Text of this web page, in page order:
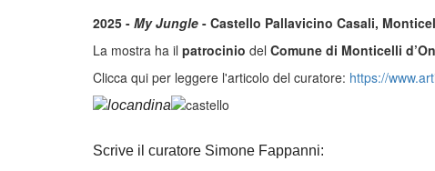
2025 - My Jungle - Castello Pallavicino Casali,
La mostra ha il patrocinio del Comune di Monticelli
Clicca qui per leggere l'articolo del curatore: https://
Scrive il curatore Simone Fappanni: